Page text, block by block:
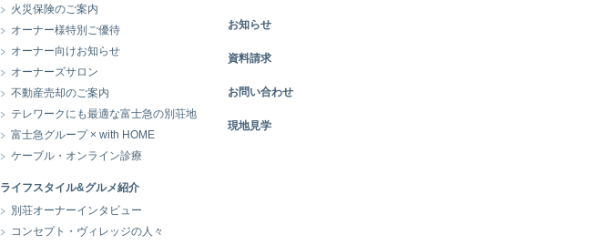
火災保険のご案内
オーナー様特別ご優待
オーナー向けお知らせ
オーナーズサロン
不動産売却のご案内
テレワークにも最適な富士急の別荘地
富士急グループ × with HOME
ケーブル・オンライン診療
ライフスタイル&グルメ紹介
別荘オーナーインタビュー
コンセプト・ヴィレッジの人々
お知らせ
資料請求
お問い合わせ
現地見学